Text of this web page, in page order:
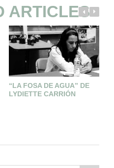
ARTICLES
“LA FOSA DE AGUA” DE
LYDIETTE CARRIÓN